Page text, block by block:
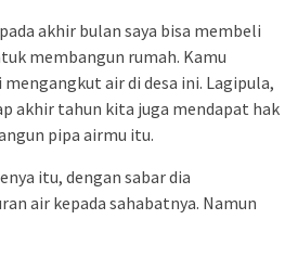
akhir bulan saya bisa membeli
membangun rumah. Kamu
air di desa ini. Lagipula,
akhir tahun kita juga mendapat hak
pipa airmu itu.
itu, dengan sabar dia
air kepada sahabatnya. Namun